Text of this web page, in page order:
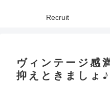
Recruit
ヴィンテージ感
抑えときましょ♪